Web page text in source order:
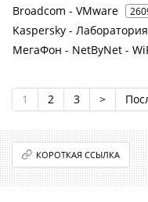
Broadcom - VMware
Kaspersky -
МегаФон - NetByNet -
1 2 3 >
КОРОТКАЯ ССЫЛКА